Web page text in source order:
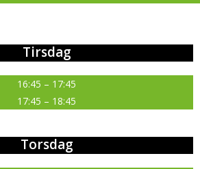
Tirsdag
16:45 – 17:45
17:45 – 18:45
Torsdag